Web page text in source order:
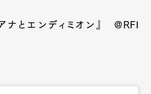
ナとエンディミオン』 @RFI